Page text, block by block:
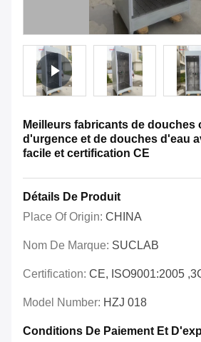
Meilleurs fabricants de douches
d'urgence et de douches d'eau
facile et certification CE
Détails De Produit
Place Of Origin: CHINA
Nom De Marque: SUCLAB
Certification: CE, ISO9001:2005
Model Number: HZJ 018
Conditions De Paiement Et